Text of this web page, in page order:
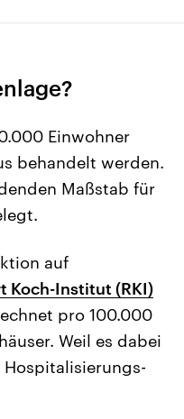
Einwohner
behandelt werden.
Maßstab für
auf
Koch-Institut (RKI)
pro 100.000
Weil es dabei